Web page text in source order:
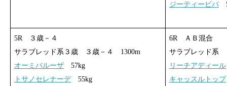
ジーティービバ
5R ３歳－４
サラブレッド系３歳 ３歳－４ 1300m
オーミパルーザ57kg
トサノセレナーデ55kg
6R ＡＢ混合
サラブレッド系
リーチアディール
キャッスルトップ